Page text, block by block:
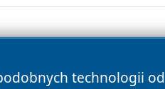
technologii od